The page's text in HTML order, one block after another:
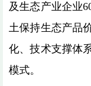
及生态产业企业
土保持生态产品
化、技术支撑体
模式。